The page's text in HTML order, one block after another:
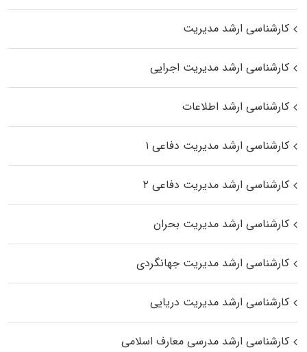
کارشناسی ارشد مدیریت
کارشناسی ارشد مدیریت اجرایی
کارشناسی ارشد اطلاعات
کارشناسی ارشد مدیریت دفاعی ۱
کارشناسی ارشد مدیریت دفاعی ۲
کارشناسی ارشد مدیریت بحران
کارشناسی ارشد مدیریت جهانگردی
کارشناسی ارشد مدیریت دریایی
کارشناسی ارشد مدرسی معارف اسلامی